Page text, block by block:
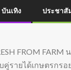
บันเทิง ประชาสั
FROM
รายได้เกษตรกรอ